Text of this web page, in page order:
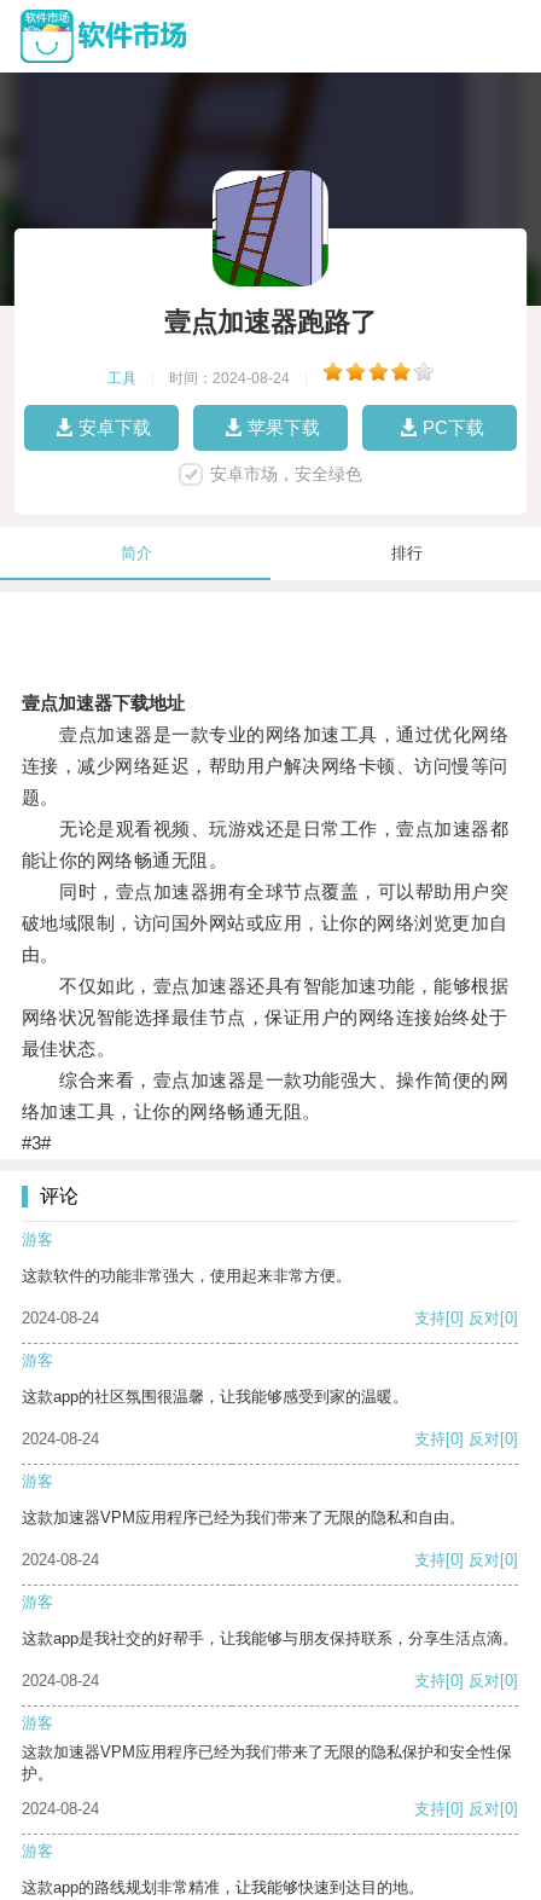
壹点加速器跑路了
工具 时间：2024-08-24
安卓下载 苹果下载 PC下载
安卓市场，安全绿色
简介 排行
壹点加速器下载地址
壹点加速器是一款专业的网络加速工具，通过优化网络
连接，减少网络延迟，帮助用户解决网络卡顿、访问慢等问
题。
无论是观看视频、玩游戏还是日常工作，壹点加速器都
能让你的网络畅通无阻。
同时，壹点加速器拥有全球节点覆盖，可以帮助用户突
破地域限制，访问国外网站或应用，让你的网络浏览更加自
由。
不仅如此，壹点加速器还具有智能加速功能，能够根据
网络状况智能选择最佳节点，保证用户的网络连接始终处于
最佳状态。
综合来看，壹点加速器是一款功能强大、操作简便的网
络加速工具，让你的网络畅通无阻。
#3#
评论
游客
这款软件的功能非常强大，使用起来非常方便。
2024-08-24 支持[0] 反对[0]
游客
这款app的社区氛围很温馨，让我能够感受到家的温暖。
2024-08-24 支持[0] 反对[0]
游客
这款加速器VPM应用程序已经为我们带来了无限的隐私和自由。
2024-08-24 支持[0] 反对[0]
游客
这款app是我社交的好帮手，让我能够与朋友保持联系，分享生活点滴。
2024-08-24 支持[0] 反对[0]
游客
这款加速器VPM应用程序已经为我们带来了无限的隐私保护和安全性保
护。
2024-08-24
支持[0] 反对[0]
游客
这款app的路线规划非常精准，让我能够快速到达目的地。